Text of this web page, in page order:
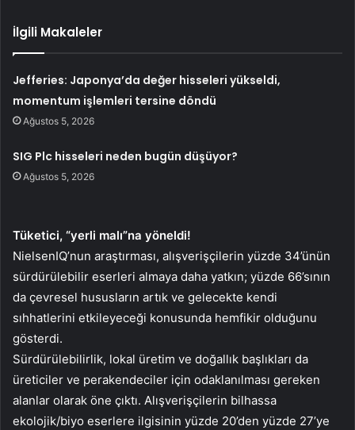
İlgili Makaleler
Jefferies: Japonya’da değer hisseleri yükseldi,
momentum işlemleri tersine döndü
Ağustos 5, 2026
SIG Plc hisseleri neden bugün düşüyor?
Ağustos 5, 2026
Tüketici, “yerli malı”na yöneldi!
NielsenIQ’nun araştırması, alışverişçilerin yüzde 34’ünün
sürdürülebilir eserleri almaya daha yatkın; yüzde 66’sının
da çevresel hususların artık ve gelecekte kendi
sıhhatlerini etkileyeceği konusunda hemfikir olduğunu
gösterdi.
Sürdürülebilirlik, lokal üretim ve doğallık başlıkları da
üreticiler ve perakendeciler için odaklanılması gereken
alanlar olarak öne çıktı. Alışverişçilerin bilhassa
ekolojik/biyo eserlere ilgisinin yüzde 20’den yüzde 27’ye